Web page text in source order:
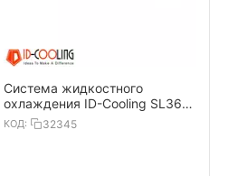
Система жидкостного
охлаждения ID-Cooling SL360
BK
КОД: 32345